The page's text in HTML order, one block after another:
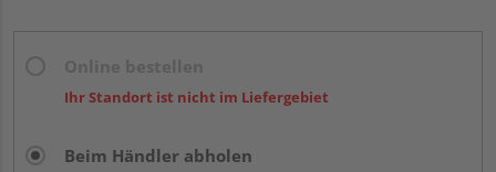
Ihr Standort ist nicht im Liefergebiet
Beim Händler abholen